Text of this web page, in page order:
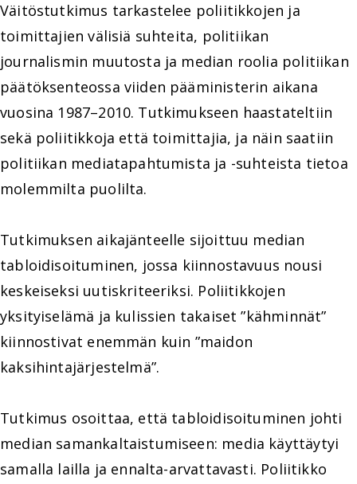
Väitöstutkimus tarkastelee poliitikkojen ja
toimittajien välisiä suhteita, politiikan
journalismin muutosta ja median roolia politiikan
päätöksenteossa viiden pääministerin aikana
vuosina 1987–2010. Tutkimukseen haastateltiin
sekä poliitikkoja että toimittajia, ja näin saatiin
politiikan mediatapahtumista ja -suhteista tietoa
molemmilta puolilta.
Tutkimuksen aikajänteelle sijoittuu median
tabloidisoituminen, jossa kiinnostavuus nousi
keskeiseksi uutiskriteeriksi. Poliitikkojen
yksityiselämä ja kulissien takaiset ”kähminnät”
kiinnostivat enemmän kuin ”maidon
kaksihintajärjestelmä”.
Tutkimus osoittaa, että tabloidisoituminen johti
median samankaltaistumiseen: media käyttäytyi
samalla lailla ja ennalta-arvattavasti. Poliitikko